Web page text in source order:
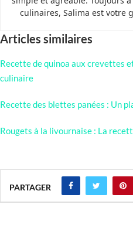
culinaires, Salima est votre
Articles similaires
Recette de quinoa aux crevettes
culinaire
Recette des blettes panées : Un
Rougets à la livournaise : La
PARTAGER